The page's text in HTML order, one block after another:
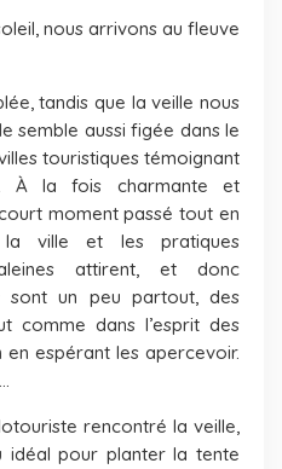
nous arrivons au fleuve
tandis que la veille nous
semble aussi figée dans le
touristiques témoignant
À la fois charmante et
moment passé tout en
ville et les pratiques
attirent, et donc
sont un peu partout, des
comme dans l’esprit des
en espérant les apercevoir.
rencontré la veille,
idéal pour planter la tente